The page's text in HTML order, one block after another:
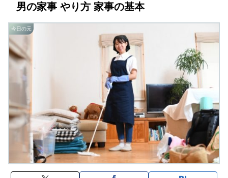
男の家事 やり方 家事の基本
今日の元